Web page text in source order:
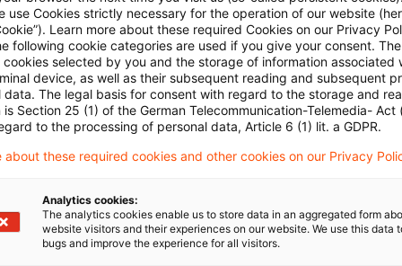
Rentner in Portugal - Status des "residente
Blog
schädlichem Beteiligungserwerb möglich
Zugang zum E-Abo einer Zeitung in den
use Cookies strictly necessary for the operation of our website
Learn more about these required Cookies on our Privacy
following cookie categories are used if you give your consent.
cookies selected by you and the storage of information associated
device, as well as their subsequent reading and subsequent
data. The legal basis for consent with regard to the storage and
is Section 25 (1) of the German Telecommunication-Telemedia- Act
to the processing of personal data, Article 6 (1) lit. a GDPR.
about these required cookies and other cookies on our Privacy
Analytics cookies:
The analytics cookies enable us to store data in an aggregated form
website visitors and their experiences on our website. We use this data
bugs and improve the experience for all visitors.